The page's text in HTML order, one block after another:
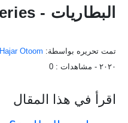
البطاريات - Batteries
تمت تحريره بواسطة: Hajar Otoom
٢٠٢٠ - مشاهدات : 0
اقرأ في هذا المقال